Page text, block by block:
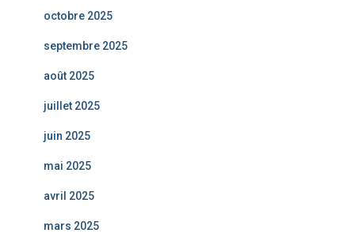
octobre 2025
septembre 2025
août 2025
juillet 2025
juin 2025
mai 2025
avril 2025
mars 2025